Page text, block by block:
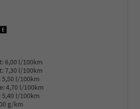
6,00 l/100km
7,30 l/100km
5,50 l/100km
4,70 l/100km
5,40 l/100km
g/km